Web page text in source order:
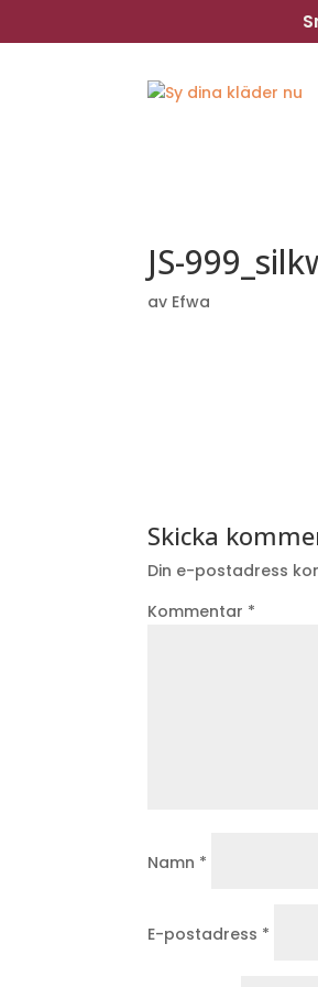
JS-
av Efwa
Skicka
Din e-postadress
Kommentar *
Namn *
E-postadress *